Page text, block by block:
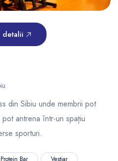
detalii
din Sibiu unde membrii pot
antrena într-un spațiu
sporturi.
Protein Bar Vestiar